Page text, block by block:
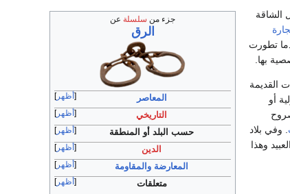
جزء من سلسلة عن
الرق
أظهر المعاصر
أظهر التاريخي
أظهر حسب البلد أو المنطقة
أظهر الدين
أظهر المعارضة والمقاومة
أظهر متعلقات
الشاقة
تطورت
بها.
القديمة
أو
. وفي بلاد
وهذا